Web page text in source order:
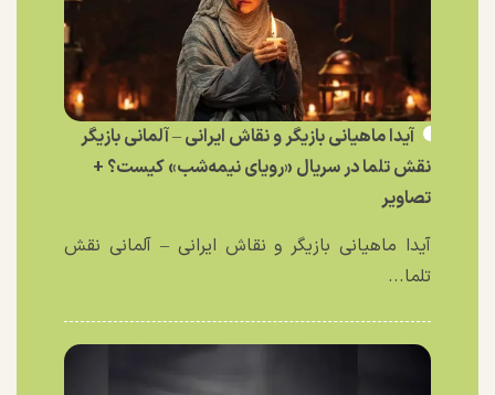
آیدا ماهیانی بازیگر و نقاش ایرانی – آلمانی بازیگر
نقش تلما در سریال «رویای نیمه‌شب» کیست؟ +
تصاویر
آیدا ماهیانی بازیگر و نقاش ایرانی – آلمانی نقش
تلما...